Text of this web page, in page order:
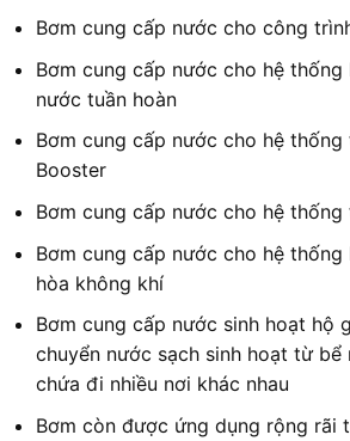
Bơm cung cấp nước cho công
Bơm cung cấp nước cho hệ
nước tuần hoàn
Bơm cung cấp nước cho hệ thống
Booster
Bơm cung cấp nước cho hệ
Bơm cung cấp nước cho hệ thống
hòa không khí
Bơm cung cấp nước sinh hoạt hộ
chuyển nước sạch sinh hoạt từ bể
chứa đi nhiều nơi khác nhau
Bơm còn được ứng dụng rộng rãi